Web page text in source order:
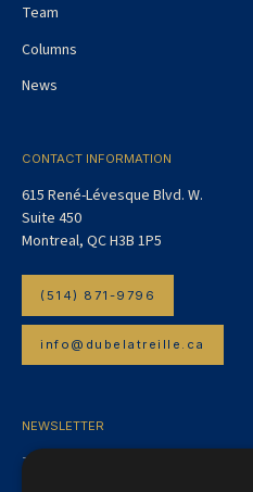
Team
Columns
News
CONTACT INFORMATION
615 René-Lévesque Blvd. W.
Suite 450
Montreal, QC H3B 1P5
(514) 871-9796
info@dubelatreille.ca
NEWSLETTER
To follow our articles and legal news.